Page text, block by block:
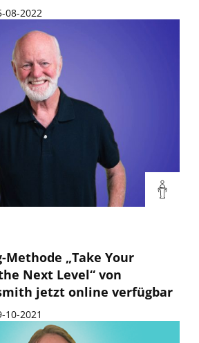
08-2022
Methode „Take Your
Next Level“ von
jetzt online verfügbar
2021